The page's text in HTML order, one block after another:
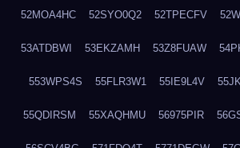
52MOA4HC 52SYO0Q2 52TPECFV
53ATDBWI 53EKZAMH 53Z8FUAW
553WPS4S 55FLR3W1 55IE9L4V
55QDIRSM 55XAQHMU 56975PIR